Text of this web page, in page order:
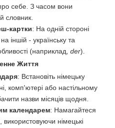
себе. З часом вони
словник.
картки: На одній стороні
іншій - українську та
(наприклад, der).
Життя
: Встановіть німецьку
комп'ютері або настільному
назви місяців щодня.
календарем: Намагайтеся
німецькі